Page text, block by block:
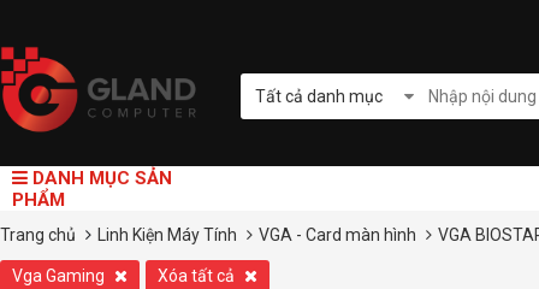
Tất cả danh mục
DANH MỤC SẢN
PHẨM
Trang chủ Linh Kiện Máy Tính VGA - Card màn hình VGA
Vga Gaming Xóa tất cả